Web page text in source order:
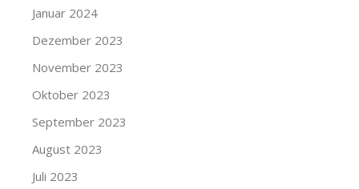
Januar 2024
Dezember 2023
November 2023
Oktober 2023
September 2023
August 2023
Juli 2023